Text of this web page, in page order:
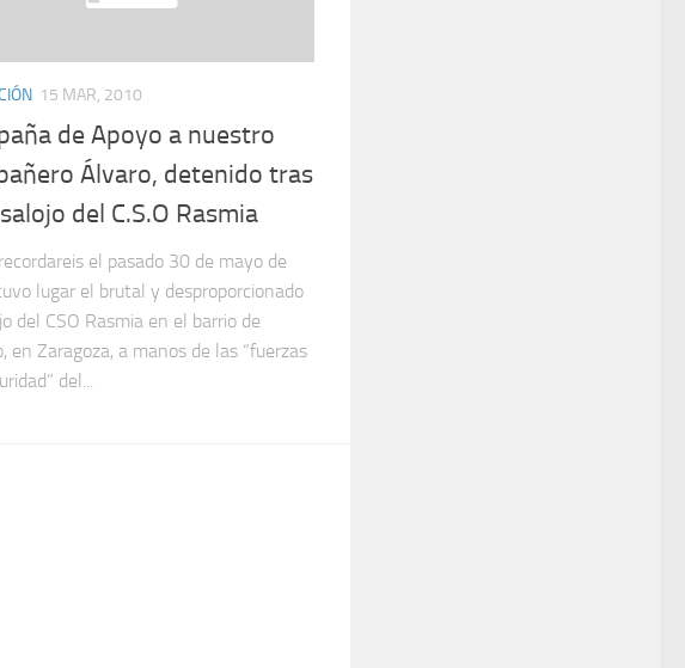
15 MAR, 2010
de Apoyo a nuestro
Álvaro, detenido tras
del C.S.O Rasmia
el pasado 30 de mayo de
lugar el brutal y desproporcionado
del CSO Rasmia en el barrio de
en Zaragoza, a manos de las “fuerzas
del...